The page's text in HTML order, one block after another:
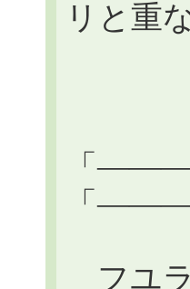
リと重
「
「
フユ